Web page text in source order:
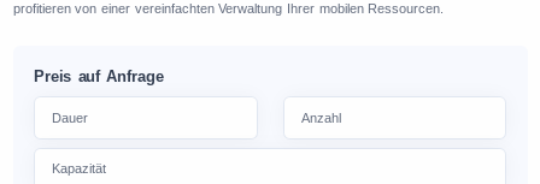
profitieren von einer vereinfachten Verwaltung Ihrer mobilen Ressourcen.
Preis auf Anfrage